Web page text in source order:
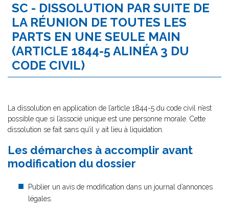
SC - DISSOLUTION PAR SUITE DE
LA RÉUNION DE TOUTES LES
PARTS EN UNE SEULE MAIN
(ARTICLE 1844-5 ALINÉA 3 DU
CODE CIVIL)
La dissolution en application de l’article 1844-5 du code civil n’est
possible que si l’associé unique est une personne morale. Cette
dissolution se fait sans qu’il y ait lieu à liquidation.
Les démarches à accomplir avant
modification du dossier
Publier un avis de modification dans un journal d’annonces
légales.